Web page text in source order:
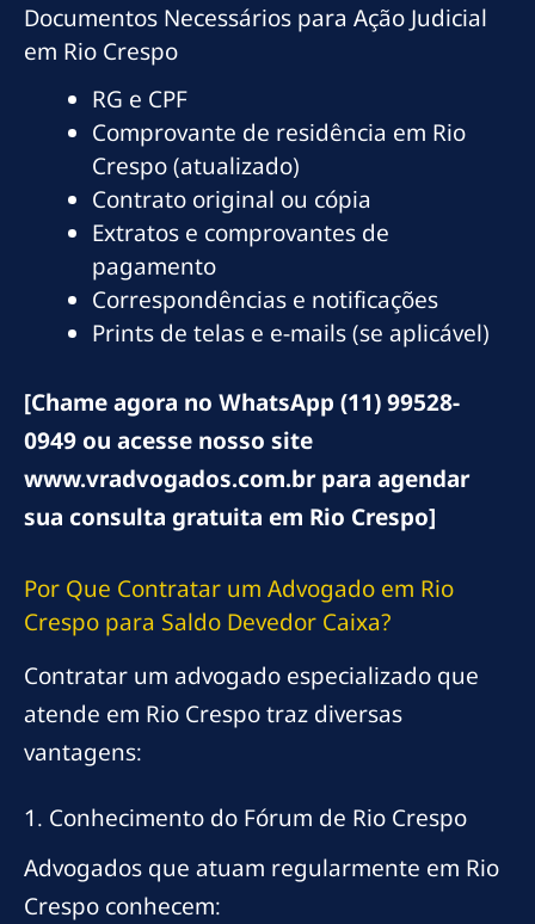
Documentos Necessários para Ação Judicial
em Rio Crespo
RG e CPF
Comprovante de residência em Rio
Crespo (atualizado)
Contrato original ou cópia
Extratos e comprovantes de
pagamento
Correspondências e notificações
Prints de telas e e-mails (se aplicável)
[Chame agora no WhatsApp (11) 99528-
0949 ou acesse nosso site
www.vradvogados.com.br para agendar
sua consulta gratuita em Rio Crespo]
Por Que Contratar um Advogado em Rio
Crespo para Saldo Devedor Caixa?
Contratar um advogado especializado que
atende em Rio Crespo traz diversas
vantagens:
1. Conhecimento do Fórum de Rio Crespo
Advogados que atuam regularmente em Rio
Crespo conhecem: